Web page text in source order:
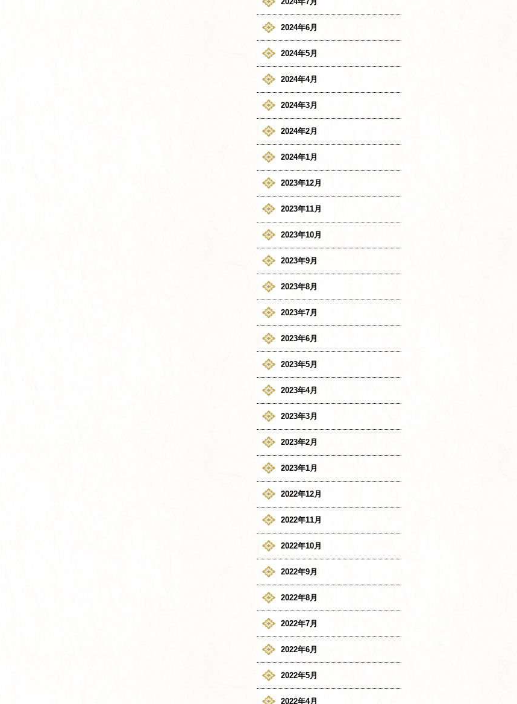
2024年6月
2024年5月
2024年4月
2024年3月
2024年2月
2024年1月
2023年12月
2023年11月
2023年10月
2023年9月
2023年8月
2023年7月
2023年6月
2023年5月
2023年4月
2023年3月
2023年2月
2023年1月
2022年12月
2022年11月
2022年10月
2022年9月
2022年8月
2022年7月
2022年6月
2022年5月
2022年4月